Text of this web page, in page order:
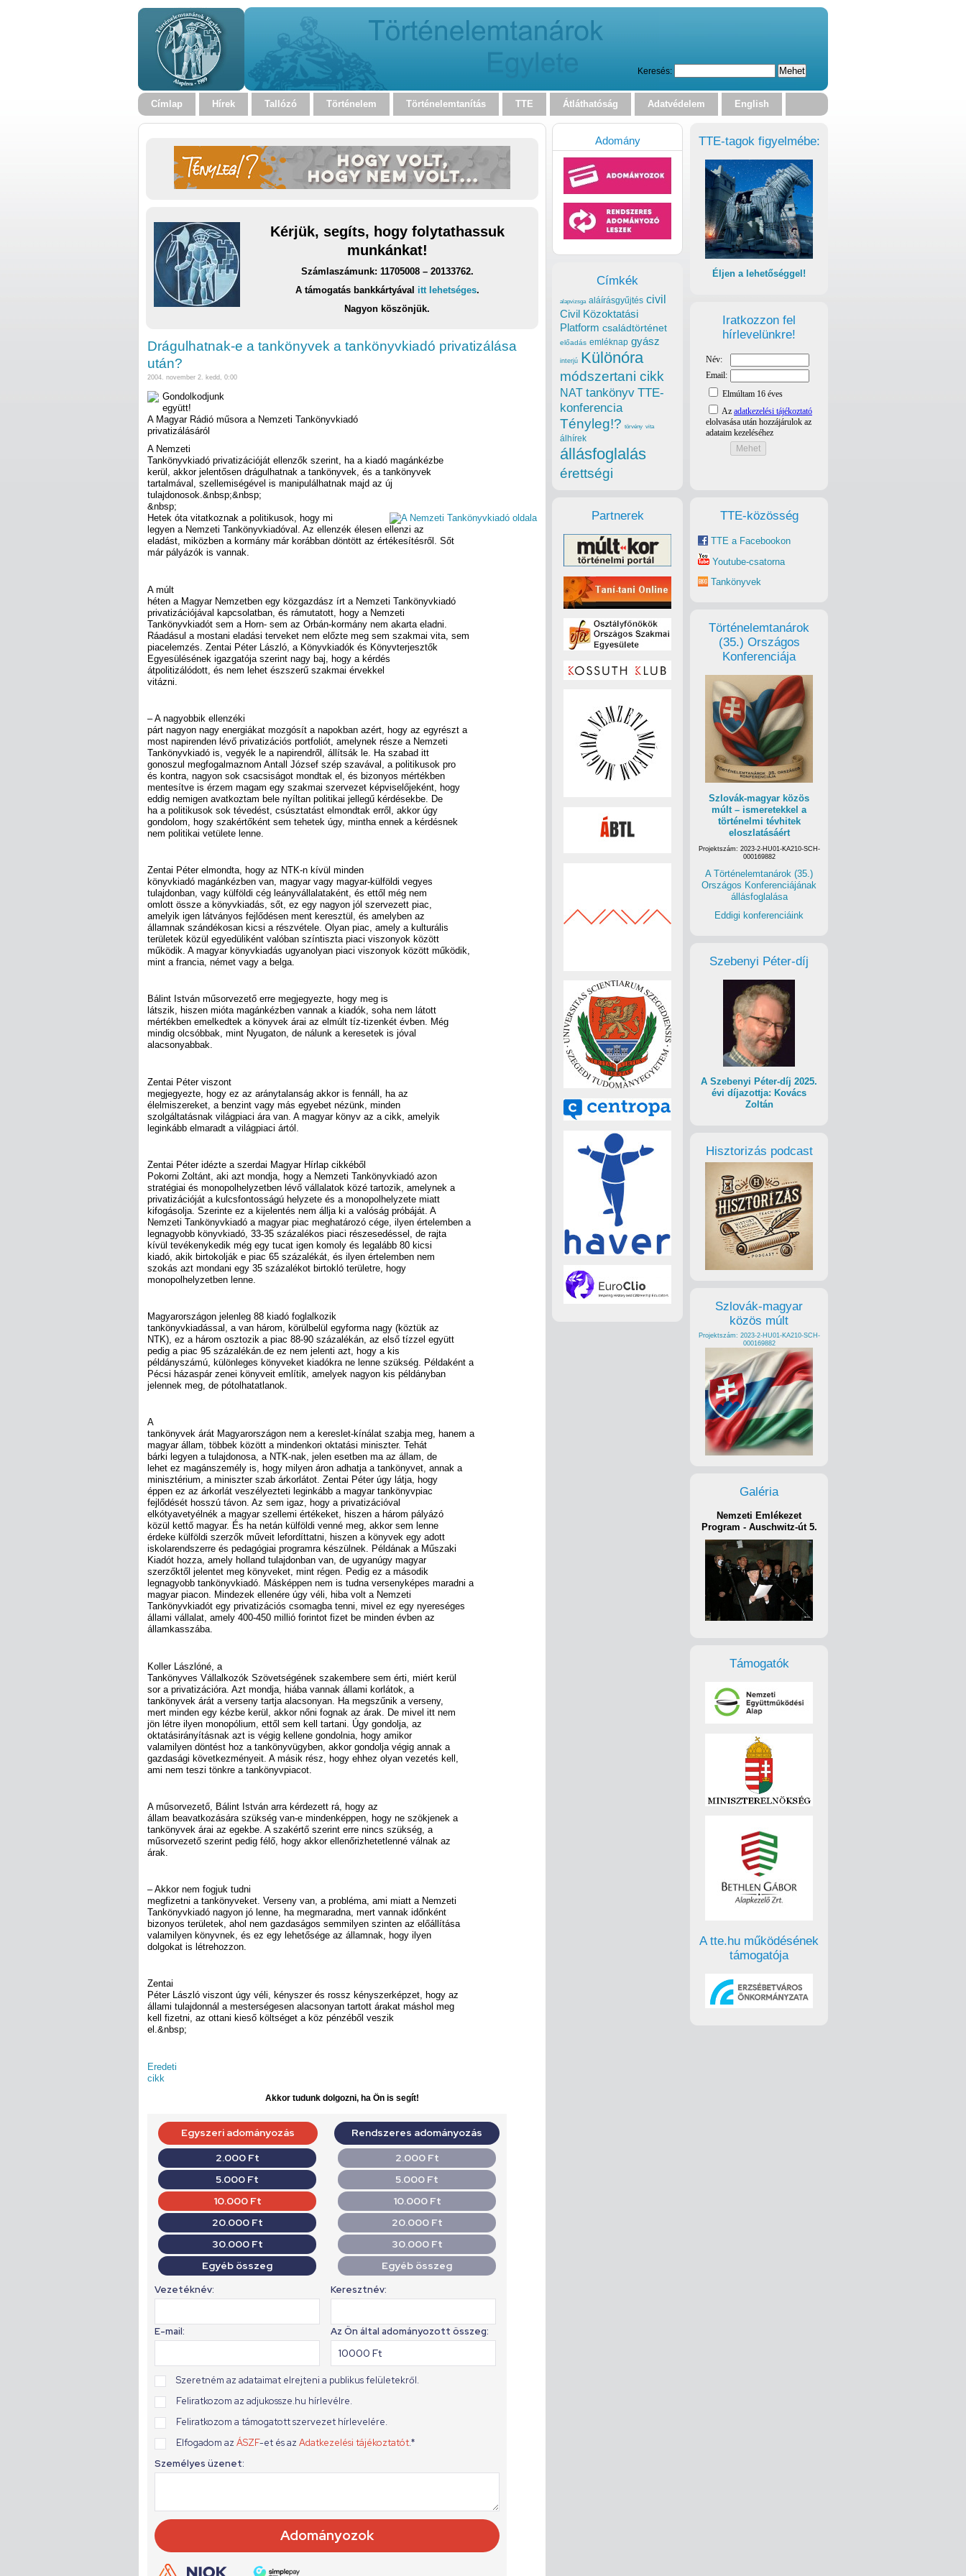
Keresés:
Címlap Hírek Tallózó Történelem Történelemtanítás TTE Átláthatóság Adatvédelem English
Kérjük, segíts, hogy folytathassuk
munkánkat!
Számlaszámunk: 11705008 – 20133762.
A támogatás bankkártyával itt lehetséges.
Nagyon köszönjük.
Drágulhatnak-e a tankönyvek a tankönyvkiadó privatizálása
után?
2004. november 2. kedd, 0:00
Gondolkodjunk
együtt!
A Magyar Rádió műsora a Nemzeti Tankönyvkiadó
privatizálásáról
A Nemzeti
Tankönyvkiadó privatizációját ellenzők szerint, ha a kiadó magánkézbe
kerül, akkor jelentősen drágulhatnak a tankönyvek, és a tankönyvek
tartalmával, szellemiségével is manipulálhatnak majd az új
tulajdonosok.&nbsp;&nbsp;
&nbsp;
Hetek óta vitatkoznak a politikusok, hogy mi
legyen a Nemzeti Tankönyvkiadóval. Az ellenzék élesen ellenzi az
eladást, miközben a kormány már korábban döntött az értékesítésről. Sőt
már pályázók is vannak.
A múlt
héten a Magyar Nemzetben egy közgazdász írt a Nemzeti Tankönyvkiadó
privatizációjával kapcsolatban, és rámutatott, hogy a Nemzeti
Tankönyvkiadót sem a Horn- sem az Orbán-kormány nem akarta eladni.
Ráadásul a mostani eladási terveket nem előzte meg sem szakmai vita, sem
piacelemzés. Zentai Péter László, a Könyvkiadók és Könyvterjesztők
Egyesülésének igazgatója szerint nagy baj, hogy a kérdés
átpolitizálódott, és nem lehet észszerű szakmai érvekkel
vitázni.
– A nagyobbik ellenzéki
párt nagyon nagy energiákat mozgósít a napokban azért, hogy az egyrészt a
most napirenden lévő privatizációs portfoliót, amelynek része a Nemzeti
Tankönyvkiadó is, vegyék le a napirendről, állítsák le. Ha szabad itt
gonoszul megfogalmaznom Antall József szép szavával, a politikusok pro
és kontra, nagyon sok csacsiságot mondtak el, és bizonyos mértékben
mentesítve is érzem magam egy szakmai szervezet képviselőjeként, hogy
eddig nemigen avatkoztam bele nyíltan politikai jellegű kérdésekbe. De
ha a politikusok sok tévedést, csúsztatást elmondtak erről, akkor úgy
gondolom, hogy szakértőként sem tehetek úgy, mintha ennek a kérdésnek
nem politikai vetülete lenne.
Zentai Péter elmondta, hogy az NTK-n kívül minden
könyvkiadó magánkézben van, magyar vagy magyar-külföldi vegyes
tulajdonban, vagy külföldi cég leányvállalataként, és ettől még nem
omlott össze a könyvkiadás, sőt, ez egy nagyon jól szervezett piac,
amelyik igen látványos fejlődésen ment keresztül, és amelyben az
államnak szándékosan kicsi a részvétele. Olyan piac, amely a kulturális
területek közül egyedüliként valóban színtiszta piaci viszonyok között
működik. A magyar könyvkiadás ugyanolyan piaci viszonyok között működik,
mint a francia, német vagy a belga.
Bálint István műsorvezető erre megjegyezte, hogy meg is
látszik, hiszen mióta magánkézben vannak a kiadók, soha nem látott
mértékben emelkedtek a könyvek árai az elmúlt tíz-tizenkét évben. Még
mindig olcsóbbak, mint Nyugaton, de nálunk a keresetek is jóval
alacsonyabbak.
Zentai Péter viszont
megjegyezte, hogy ez az aránytalanság akkor is fennáll, ha az
élelmiszereket, a benzint vagy más egyebet nézünk, minden
szolgáltatásnak világpiaci ára van. A magyar könyv az a cikk, amelyik
leginkább elmaradt a világpiaci ártól.
Zentai Péter idézte a szerdai Magyar Hírlap cikkéből
Pokorni Zoltánt, aki azt mondja, hogy a Nemzeti Tankönyvkiadó azon
stratégiai és monopolhelyzetben lévő vállalatok közé tartozik, amelynek a
privatizációját a kulcsfontosságú helyzete és a monopolhelyzete miatt
kifogásolja. Szerinte ez a kijelentés nem állja ki a valóság próbáját. A
Nemzeti Tankönyvkiadó a magyar piac meghatározó cége, ilyen értelemben a
legnagyobb könyvkiadó, 33-35 százalékos piaci részesedéssel, de rajta
kívül tevékenykedik még egy tucat igen komoly és legalább 80 kicsi
kiadó, akik birtokolják e piac 65 százalékát, és ilyen értelemben nem
szokás azt mondani egy 35 százalékot birtokló területre, hogy
monopolhelyzetben lenne.
Magyarországon jelenleg 88 kiadó foglalkozik
tankönyvkiadással, a van három, körülbelül egyforma nagy (köztük az
NTK), ez a három osztozik a piac 88-90 százalékán, az első tízzel együtt
pedig a piac 95 százalékán.de ez nem jelenti azt, hogy a kis
példányszámú, különleges könyveket kiadókra ne lenne szükség. Példaként a
Pécsi házaspár zenei könyveit említik, amelyek nagyon kis példányban
jelennek meg, de pótolhatatlanok.
A
tankönyvek árát Magyarországon nem a kereslet-kínálat szabja meg, hanem a
magyar állam, többek között a mindenkori oktatási miniszter. Tehát
bárki legyen a tulajdonosa, a NTK-nak, jelen esetben ma az állam, de
lehet ez magánszemély is, hogy milyen áron adhatja a tankönyvet, annak a
minisztérium, a miniszter szab árkorlátot. Zentai Péter úgy látja, hogy
éppen ez az árkorlát veszélyezteti leginkább a magyar tankönyvpiac
fejlődését hosszú távon. Az sem igaz, hogy a privatizációval
elkótyavetyélnék a magyar szellemi értékeket, hiszen a három pályázó
közül kettő magyar. És ha netán külföldi venné meg, akkor sem lenne
érdeke külföldi szerzők műveit lefordíttatni, hiszen a könyvek egy adott
iskolarendszerre és pedagógiai programra készülnek. Példának a Műszaki
Kiadót hozza, amely holland tulajdonban van, de ugyanúgy magyar
szerzőktől jelentet meg könyveket, mint régen. Pedig ez a második
legnagyobb tankönyvkiadó. Másképpen nem is tudna versenyképes maradni a
magyar piacon. Mindezek ellenére úgy véli, hiba volt a Nemzeti
Tankönyvkiadót egy privatizációs csomagba tenni, mivel ez egy nyereséges
állami vállalat, amely 400-450 millió forintot fizet be minden évben az
államkasszába.
Koller Lászlóné, a
Tankönyves Vállalkozók Szövetségének szakembere sem érti, miért kerül
sor a privatizációra. Azt mondja, hiába vannak állami korlátok, a
tankönyvek árát a verseny tartja alacsonyan. Ha megszűnik a verseny,
mert minden egy kézbe kerül, akkor nőni fognak az árak. De mivel itt nem
jön létre ilyen monopólium, ettől sem kell tartani. Úgy gondolja, az
oktatásirányításnak azt is végig kellene gondolnia, hogy amikor
valamilyen döntést hoz a tankönyvügyben, akkor gondolja végig annak a
gazdasági következményeit. A másik rész, hogy ehhez olyan vezetés kell,
ami nem teszi tönkre a tankönyvpiacot.
A műsorvezető, Bálint István arra kérdezett rá, hogy az
állam beavatkozására szükség van-e mindenképpen, hogy ne szökjenek a
tankönyvek árai az egekbe. A szakértő szerint erre nincs szükség, a
műsorvezető szerint pedig félő, hogy akkor ellenőrizhetetlenné válnak az
árak.
– Akkor nem fogjuk tudni
megfizetni a tankönyveket. Verseny van, a probléma, ami miatt a Nemzeti
Tankönyvkiadó nagyon jó lenne, ha megmaradna, mert vannak időnként
bizonyos területek, ahol nem gazdaságos semmilyen szinten az előállítása
valamilyen könyvnek, és ez egy lehetősége az államnak, hogy ilyen
dolgokat is létrehozzon.
Zentai
Péter László viszont úgy véli, kényszer és rossz kényszerképzet, hogy az
állami tulajdonnál a mesterségesen alacsonyan tartott árakat máshol meg
kell fizetni, az ottani kieső költséget a köz pénzéből veszik
el.&nbsp;
Eredeti
cikk
Akkor tudunk dolgozni, ha Ön is segít!
TTE-tagok figyelmébe:
Éljen a lehetőséggel!
Iratkozzon fel
hírlevelünkre!
TTE-közösség
TTE a Facebookon
Youtube-csatorna
Tankönyvek
Történelemtanárok
(35.) Országos
Konferenciája
Szlovák-magyar közös
múlt – ismeretekkel a
történelmi tévhitek
eloszlatásáért
Projektszám: 2023-2-HU01-KA210-SCH-
000169882
A Történelemtanárok (35.)
Országos Konferenciájának
állásfoglalása
Eddigi konferenciáink
Szebenyi Péter-díj
A Szebenyi Péter-díj 2025.
évi díjazottja: Kovács
Zoltán
Hisztorizás podcast
Szlovák-magyar
közös múlt
Projektszám: 2023-2-HU01-KA210-SCH-
000169882
Galéria
Nemzeti Emlékezet
Program - Auschwitz-út 5.
Támogatók
A tte.hu működésének
támogatója
Adomány
Címkék
alapvizsga aláírásgyűjtés civil
Civil Közoktatási
Platform családtörténet
előadás emléknap gyász
interjú Különóra
módszertani cikk
NAT tankönyv TTE-
konferencia
Tényleg!? törvény vita
álhírek
állásfoglalás
érettségi
Partnerek